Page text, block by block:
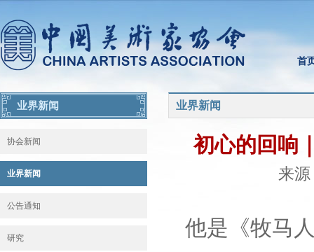
首
业界新闻
协会新闻
业界新闻
公告通知
研究
业界新闻
初心的回响
来源
他是《牧马